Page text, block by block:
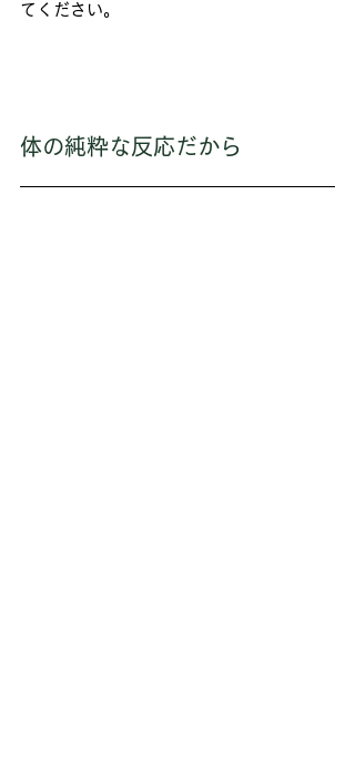
てください。
体の純粋な反応だから